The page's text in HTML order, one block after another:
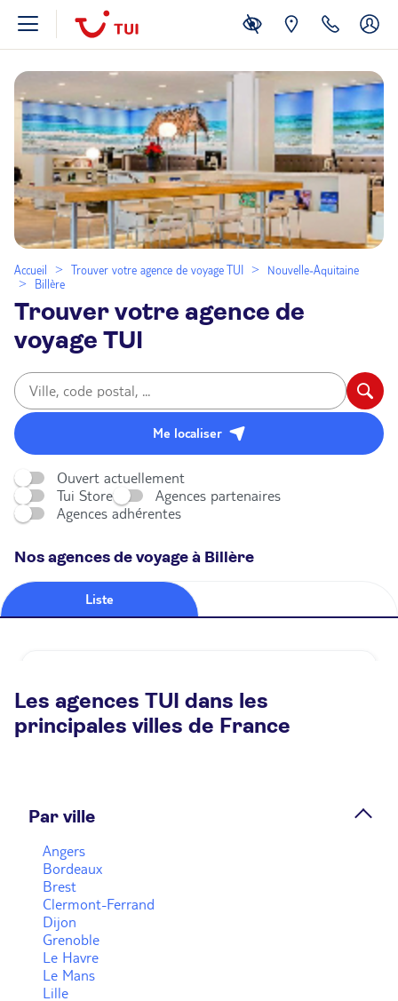
Accueil Trouver votre agence de voyage TUI
Nouvelle-Aquitaine
Billère
Trouver votre agence de
voyage TUI
Me localiser
Ouvert actuellement
Tui Store
Agences partenaires
Agences adhérentes
Nos agences de voyage à Billère
Liste
Carte
Fermé.Ouvre le 10 août à 10:00
79 boulevard Charles De Gaulle 64140 Lons
Les agences TUI dans les
principales villes de France
Par ville
Angers
Bordeaux
Brest
Clermont-Ferrand
Dijon
Grenoble
Le Havre
Le Mans
Lille